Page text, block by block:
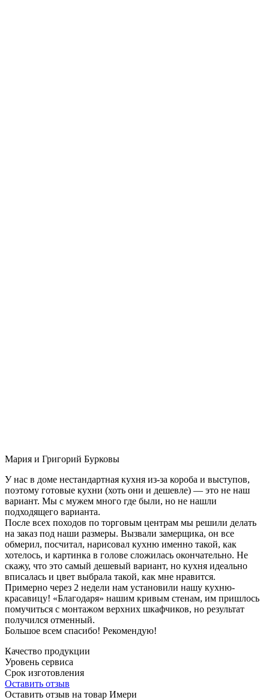
Мария и Григорий Бурковы
У нас в доме нестандартная кухня из-за короба и выступов,
поэтому готовые кухни (хоть они и дешевле) — это не наш
вариант. Мы с мужем много где были, но не нашли
подходящего варианта.
После всех походов по торговым центрам мы решили делать
на заказ под наши размеры. Вызвали замерщика, он все
обмерил, посчитал, нарисовал кухню именно такой, как
хотелось, и картинка в голове сложилась окончательно. Не
скажу, что это самый дешевый вариант, но кухня идеально
вписалась и цвет выбрала такой, как мне нравится.
Примерно через 2 недели нам установили нашу кухню-
красавицу! «Благодаря» нашим кривым стенам, им пришлось
помучиться с монтажом верхних шкафчиков, но результат
получился отменный.
Большое всем спасибо! Рекомендую!
Качество продукции
Уровень сервиса
Срок изготовления
Оставить отзыв
Оставить отзыв на товар Имери